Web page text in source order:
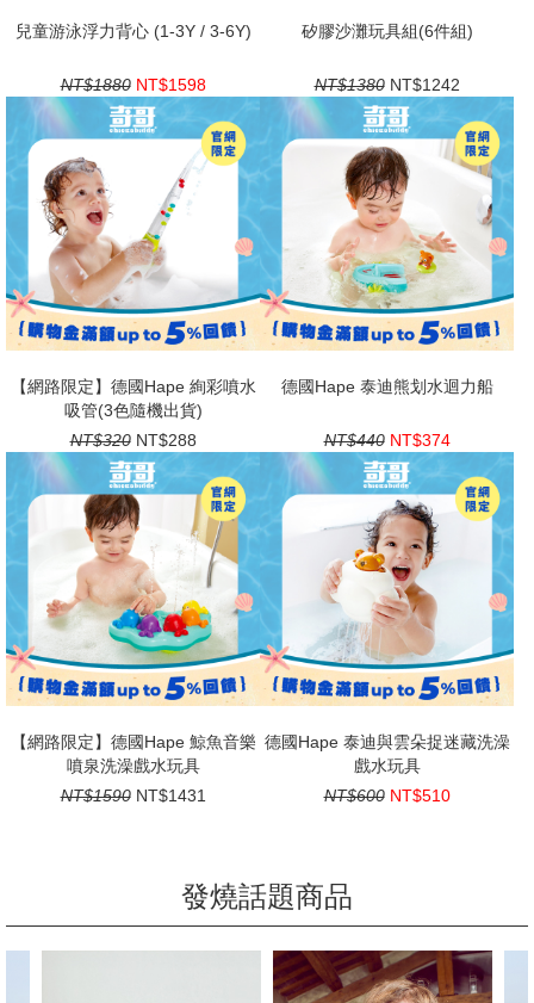
兒童游泳浮力背心 (1-3Y / 3-6Y)
NT$1880 NT$1598
矽膠沙灘玩具組(6件組)
NT$1380 NT$1242
【網路限定】德國Hape 絢彩噴水
吸管(3色隨機出貨)
NT$320 NT$288
德國Hape 泰迪熊划水迴力船
NT$440 NT$374
【網路限定】德國Hape 鯨魚音樂
噴泉洗澡戲水玩具
NT$1590 NT$1431
德國Hape 泰迪與雲朵捉迷藏洗澡
戲水玩具
NT$600 NT$510
發燒話題商品